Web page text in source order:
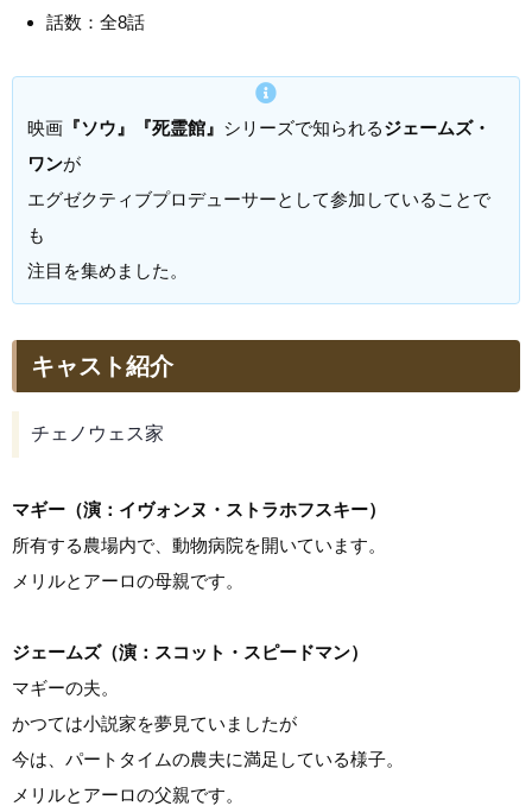
話数：全8話
映画 『ソウ』『死霊館』 シリーズで知られるジェームズ・
ワンが
エグゼクティブプロデューサーとして参加していることで
も
注目を集めました。
キャスト紹介
チェノウェス家
マギー（演：イヴォンヌ・ストラホフスキー）
所有する農場内で、動物病院を開いています。
メリルとアーロの母親です。
ジェームズ（演：スコット・スピードマン）
マギーの夫。
かつては小説家を夢見ていましたが
今は、パートタイムの農夫に満足している様子。
メリルとアーロの父親です。